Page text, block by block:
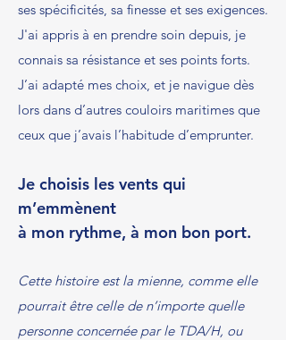
ses spécificités, sa finesse et ses exigences.
J'ai appris à en prendre soin depuis, je
connais sa résistance et ses points forts.
J’ai adapté mes choix, et je navigue dès
lors dans d’autres couloirs maritimes que
ceux que j’avais l’habitude d’emprunter.
Je choisis les vents qui
m’emmènent
à mon rythme, à mon bon port.
Cette histoire est la mienne, comme elle
pourrait être celle de n’importe quelle
personne concernée par le TDA/H, ou